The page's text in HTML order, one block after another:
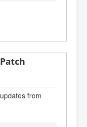
from